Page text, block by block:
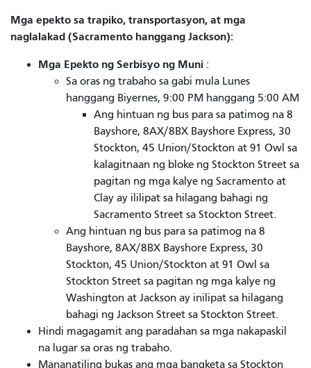
Mga epekto sa trapiko, transportasyon, at mga
naglalakad (Sacramento hanggang Jackson):
Mga Epekto ng Serbisyo ng Muni :
Sa oras ng trabaho sa gabi mula Lunes
hanggang Biyernes, 9:00 PM hanggang 5:00 AM
Ang hintuan ng bus para sa patimog na 8
Bayshore, 8AX/8BX Bayshore Express, 30
Stockton, 45 Union/Stockton at 91 Owl sa
kalagitnaan ng bloke ng Stockton Street sa
pagitan ng mga kalye ng Sacramento at
Clay ay ililipat sa hilagang bahagi ng
Sacramento Street sa Stockton Street.
Ang hintuan ng bus para sa patimog na 8
Bayshore, 8AX/8BX Bayshore Express, 30
Stockton, 45 Union/Stockton at 91 Owl sa
Stockton Street sa pagitan ng mga kalye ng
Washington at Jackson ay inilipat sa hilagang
bahagi ng Jackson Street sa Stockton Street.
Hindi magagamit ang paradahan sa mga nakapaskil
na lugar sa oras ng trabaho.
Mananatiling bukas ang mga bangketa sa Stockton